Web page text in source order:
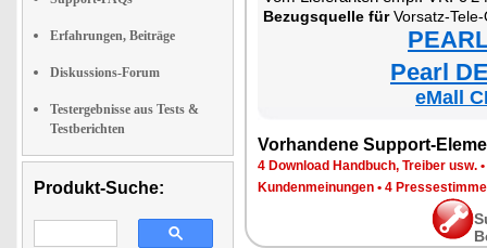
Erfahrungen, Beiträge
Diskussions-Forum
Testergebnisse aus Tests &
Testberichten
Produkt-Suche:
Bezugsquelle fürVorsatz-Tele-
Pearl
eMall
Vorhandene Support-
4 Download Handbuch, Treiber usw. •
Kundenmeinungen • 4